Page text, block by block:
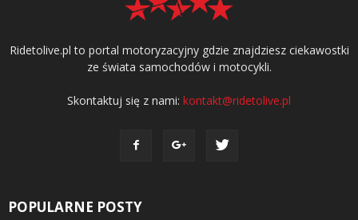
Ridetolive.pl to portal motoryzacyjny gdzie znajdziesz ciekawostki
ze świata samochodów i motocykli.
Skontaktuj się z nami: kontakt@ridetolive.pl
POPULARNE POSTY